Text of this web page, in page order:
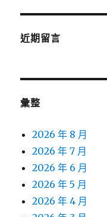
近期留言
彙整
2026 年 8 月
2026 年 7 月
2026 年 6 月
2026 年 5 月
2026 年 4 月